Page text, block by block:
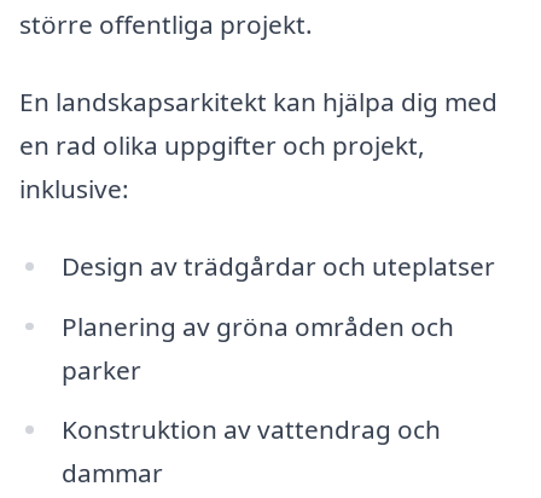
större offentliga projekt.
En landskapsarkitekt kan hjälpa dig med
en rad olika uppgifter och projekt,
inklusive:
Design av trädgårdar och uteplatser
Planering av gröna områden och
parker
Konstruktion av vattendrag och
dammar